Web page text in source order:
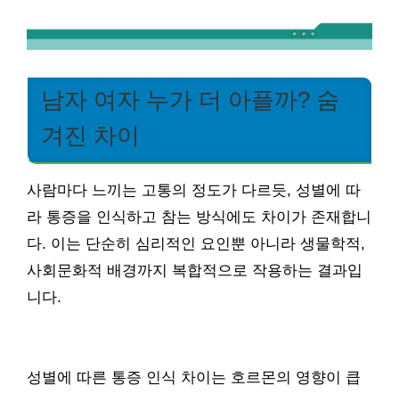
남자 여자 누가 더 아플까? 숨
겨진 차이
사람마다 느끼는 고통의 정도가 다르듯, 성별에 따
라 통증을 인식하고 참는 방식에도 차이가 존재합니
다. 이는 단순히 심리적인 요인뿐 아니라 생물학적,
사회문화적 배경까지 복합적으로 작용하는 결과입
니다.
성별에 따른 통증 인식 차이는 호르몬의 영향이 큽